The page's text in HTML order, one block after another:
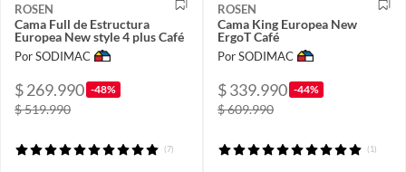
ROSEN
Cama Full de Estructura
Europea New style 4 plus Café
Por SODIMAC
$ 269.990 -48%
$ 519.990
(7)
ROSEN
Cama King Europea New
ErgoT Café
Por SODIMAC
$ 339.990 -44%
$ 609.990
(1)